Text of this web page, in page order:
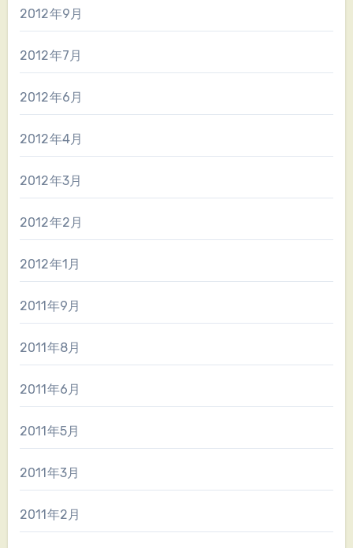
2012年9月
2012年7月
2012年6月
2012年4月
2012年3月
2012年2月
2012年1月
2011年9月
2011年8月
2011年6月
2011年5月
2011年3月
2011年2月